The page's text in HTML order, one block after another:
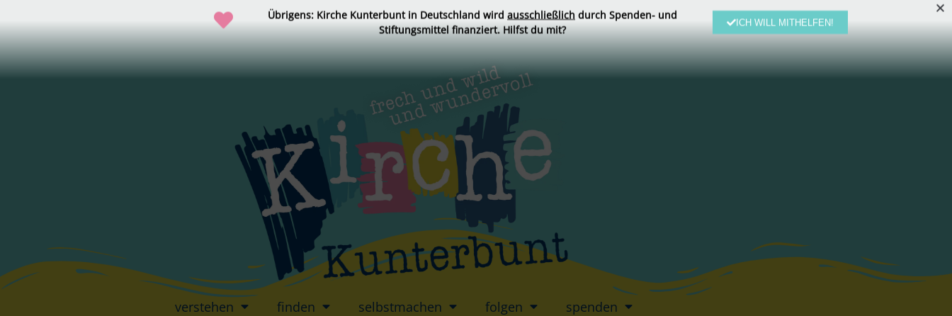
verstehen finden selbstmachen folgen spenden
Übrigens: Kirche Kunterbunt in Deutschland wird ausschließlich durch Spenden- und
Stiftungsmittel finanziert. Hilfst du mit?
ICH WILL MITHELFEN!